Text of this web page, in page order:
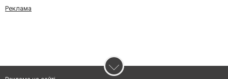
Реклама